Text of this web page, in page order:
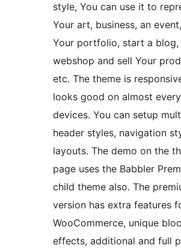
style, You can use it to
Your art, business, an
Your portfolio, start a blog,
webshop and sell Your
etc. The theme is
looks good on almost every
devices. You can setup
header styles, navigation
layouts. The demo on the
page uses the Babbler
child theme also. The
version has extra features
WooCommerce, unique
effects, additional and full